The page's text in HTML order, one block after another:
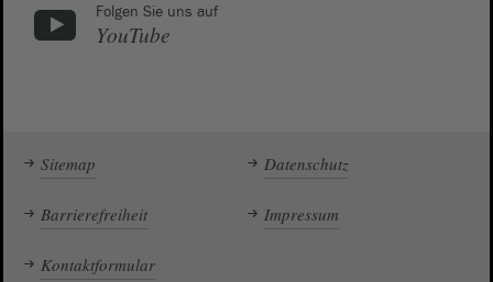
Folgen Sie uns auf
YouTube
Sitemap Datenschutz
Barrierefreiheit Impressum
Kontaktformular